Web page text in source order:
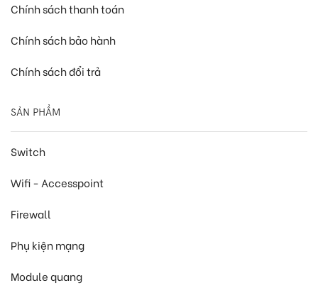
Chính sách thanh toán
Chính sách bảo hành
Chính sách đổi trả
SẢN PHẨM
Switch
Wifi - Accesspoint
Firewall
Phụ kiện mạng
Module quang